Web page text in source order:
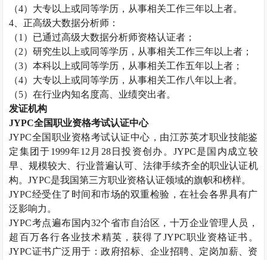
（4）大专以上或同等学历，从事相关工作三年以上者。
4 、正高级大数据分析师：
（1 ）已通过高级大数据分析师资格认证者；
（2）研究生以上或同等学历，从事相关工作三年以上者；
（3）本科以上或同等学历，从事相关工作五年以上者；
（4）大专以上或同等学历，从事相关工作八年以上者。
（5）在行业内知名度高、业绩突出者。
发证机构
JYPC全国职业资格考试认证中心
JYPC全国职业资格考试认证中心，由江苏英才职业技能鉴
定集团于1999年12 月 28日投资创办。 JYPC是国内成立较
早、规模较大、行业普遍认可、法律手续齐全的职业认证机
构。JYPC是我国第三方职业资格认证领域的旗帜和榜样。
JYPC经受住了时间和市场的双重检验，在社会各界具有广
泛影响力。
JYPC考点遍布国内32个省市自治区，十万企业管理人员，
超百万各行各业技术精英，获得了JYPC职业资格证书。
JYPC证书广泛用于：政府招标、企业招聘、定岗加薪、资